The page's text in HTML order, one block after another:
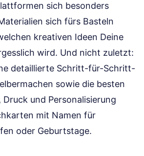
sich besonders
sich fürs Basteln
kreativen Ideen Deine
wird. Und nicht zuletzt:
detaillierte Schritt-für-Schritt-
sowie die besten
und Personalisierung
mit Namen für
oder Geburtstage.